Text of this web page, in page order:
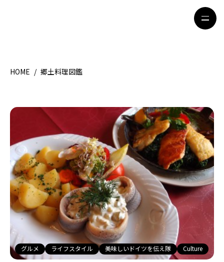
HOME
観光ガイド
留学＆キャリア
ライフスタイル
著者一覧
ライター募集
HOME / 郷土料理図鑑
グルメ ライフスタイル 美味しいドイツを伝え隊 Culture